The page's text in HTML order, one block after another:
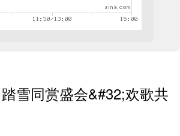
雪同赏盛会&#32;欢歌共